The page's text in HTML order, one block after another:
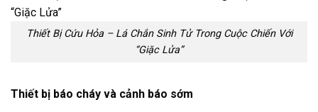
Thiết Bị Cứu Hỏa – Lá Chắn Sinh Tử Trong Cuộc Chiến Với
“Giặc Lửa”
Thiết bị báo cháy và cảnh báo sớm